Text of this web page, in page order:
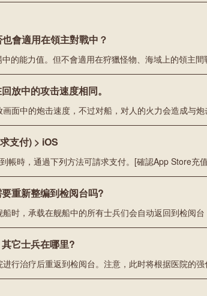
會適用在領主對戰中？
的能力值。但不會適用在狩獵怪物、海域上的領主間
放中的攻击速度相同。
面中的炮击速度，不过对船，对人的火力会造成与
支付) > iOS
重新整编到检阅台吗?
它士兵在哪里?